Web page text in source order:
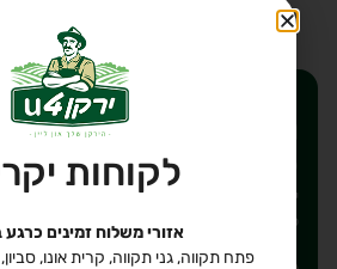
רוצים לקבל הנחות
לאימייל שלכם?
יאללה, חבל לפספס. כתבו את הכתובת
לרשימת תפוצה שלנו, מבטיחים לשלוח רק
לקוחות
אזורי משלוח זמינים
פתח תקווה, גני תקווה, קרית אונו,